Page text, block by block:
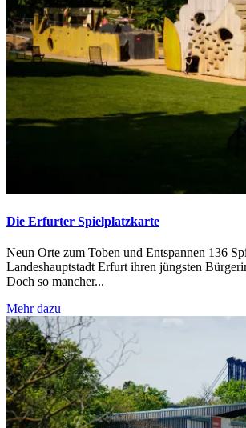
Die Erfurter Spielplatzkarte
Neun Orte zum Toben und Entspannen 136
Landeshauptstadt Erfurt ihren jüngsten
Doch so mancher...
Mehr dazu